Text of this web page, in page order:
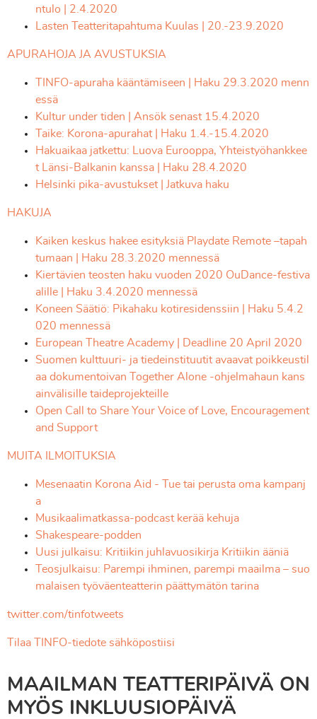
ntulo | 2.4.2020
Lasten Teatteritapahtuma Kuulas | 20.-23.9.2020
APURAHOJA JA AVUSTUKSIA
TINFO-apuraha kääntämiseen | Haku 29.3.2020 menn
essä
Kultur under tiden | Ansök senast 15.4.2020
Taike: Korona-apurahat | Haku 1.4.-15.4.2020
Hakuaikaa jatkettu: Luova Eurooppa, Yhteistyöhankkee
t Länsi-Balkanin kanssa | Haku 28.4.2020
Helsinki pika-avustukset | Jatkuva haku
HAKUJA
Kaiken keskus hakee esityksiä Playdate Remote –tapah
tumaan | Haku 28.3.2020 mennessä
Kiertävien teosten haku vuoden 2020 OuDance-festiva
alille | Haku 3.4.2020 mennessä
Koneen Säätiö: Pikahaku kotiresidenssiin | Haku 5.4.2
020 mennessä
European Theatre Academy | Deadline 20 April 2020
Suomen kulttuuri- ja tiedeinstituutit avaavat poikkeustil
aa dokumentoivan Together Alone -ohjelmahaun kans
ainvälisille taideprojekteille
Open Call to Share Your Voice of Love, Encouragement
and Support
MUITA ILMOITUKSIA
Mesenaatin Korona Aid - Tue tai perusta oma kampanj
a
Musikaalimatkassa-podcast kerää kehuja
Shakespeare-podden
Uusi julkaisu: Kritiikin juhlavuosikirja Kritiikin ääniä
Teosjulkaisu: Parempi ihminen, parempi maailma – suo
malaisen työväenteatterin päättymätön tarina
twitter.com/tinfotweets
Tilaa TINFO-tiedote sähköpostiisi
MAAILMAN TEATTERIPÄIVÄ ON
MYÖS INKLUUSIOPÄIVÄ